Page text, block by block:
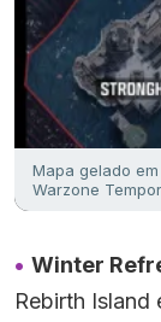
Mapa gelado
Warzone
Winter
Rebirth